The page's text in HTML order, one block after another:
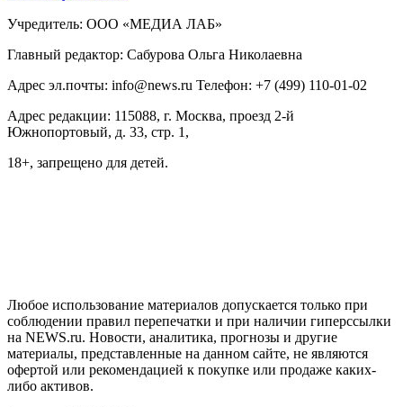
Учредитель: ООО «МЕДИА ЛАБ»
Главный редактор: Сабурова Ольга Николаевна
Адрес эл.почты: info@news.ru Телефон: +7 (499) 110-01-02
Адрес редакции: 115088, г. Москва, проезд 2-й
Южнопортовый, д. 33, стр. 1,
18+, запрещено для детей.
Любое использование материалов допускается только при
соблюдении правил перепечатки и при наличии гиперссылки
на NEWS.ru. Новости, аналитика, прогнозы и другие
материалы, представленные на данном сайте, не являются
офертой или рекомендацией к покупке или продаже каких-
либо активов.